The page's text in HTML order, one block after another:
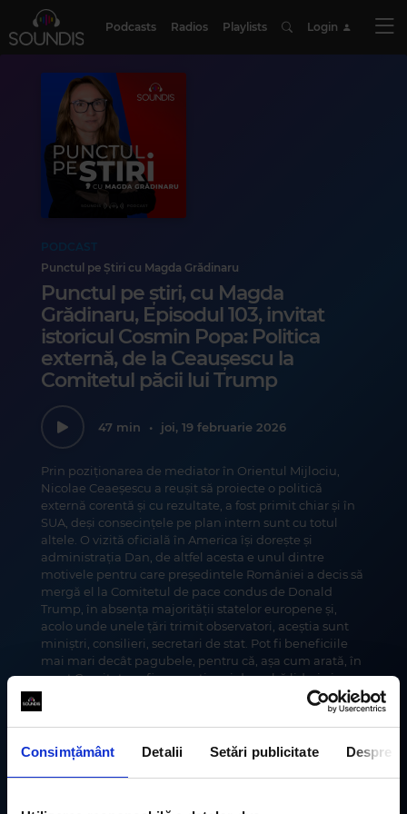
Consimțământ Detalii Setări publicitate Despre
Podcasts Radios Playlists Login
Punctul pe Știri cu Magda Grădinaru
Punctul pe știri, cu Magda
Grădinaru, Episodul 103, invitat
istoricul Cosmin Popa: Politica
externă, de la Ceaușescu la
Comitetul păcii lui Trump
47 min • joi, 19 februarie 2026
Prin poziționarea de mediator în Orientul Mijlociu,
Nicolae Ceaeșescu a reușit să proiecte o politică
externă corentă și cu rezultate, a fost primit chiar și în
SUA, deși consecințele pe plan intern sunt cu totul
altele. O vizită oficială în America își dorește și
administrația Dan, de altfel acesta e unul dintre
motivele pentru care președintele României a decis să
mergă el la Comitetul de pace condus de Donald
Trump, în absența majorității statelor europene și,
acolo unde unele țări trimit observatori, aceștia sunt
miniștri, consilieri, secretari de stat. Pot fi beneficiile
mai mari decât pagubele, pentru că, așa cum arată, în
acest Comitet vor fi prezenți mai degrabă lideri ai unor
state cu democrații problematice, dacă nu chiar
autocrați. Istoricul Cosmin Popa e invitatul acestui
episod.
Abonează-te